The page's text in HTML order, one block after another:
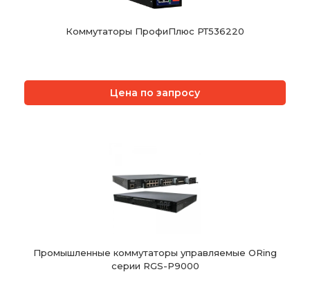
Коммутаторы ПрофиПлюс РТ536220
Цена по запросу
Промышленные коммутаторы управляемые ORing
серии RGS-P9000